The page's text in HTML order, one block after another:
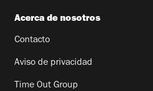
Acerca de nosotros
Contacto
Aviso de privacidad
Time Out Group